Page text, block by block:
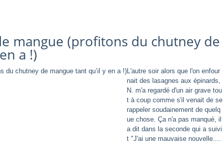
mangue (profitons du chutney de
a !)
L'autre soir alors que l'on enfour
nait des lasagnes aux épinards,
N. m'a regardé d'un air grave tou
t à coup comme s'il venait de se
rappeler soudainement de quelq
ue chose. Ça n'a pas manqué, il
a dit dans la seconde qui a suivi
t "J'ai une mauvaise nouvelle....